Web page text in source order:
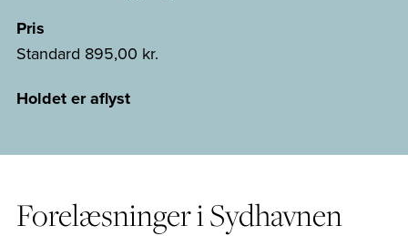
Pris
Standard 895,00 kr.
Holdet er aflyst
Forelæsninger i Sydhavnen